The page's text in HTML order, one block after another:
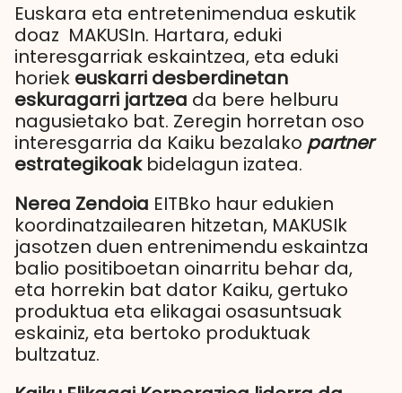
Euskara eta entretenimendua eskutik
doaz MAKUSIn. Hartara, eduki
interesgarriak eskaintzea, eta eduki
horiek euskarri desberdinetan
eskuragarri jartzea da bere helburu
nagusietako bat. Zeregin horretan oso
interesgarria da Kaiku bezalako partner
estrategikoakbidelagun izatea.
Nerea Zendoia EITBko haur edukien
koordinatzailearen hitzetan, MAKUSIk
jasotzen duen entrenimendu eskaintza
balio positiboetan oinarritu behar da,
eta horrekin bat dator Kaiku, gertuko
produktua eta elikagai osasuntsuak
eskainiz, eta bertoko produktuak
bultzatuz.